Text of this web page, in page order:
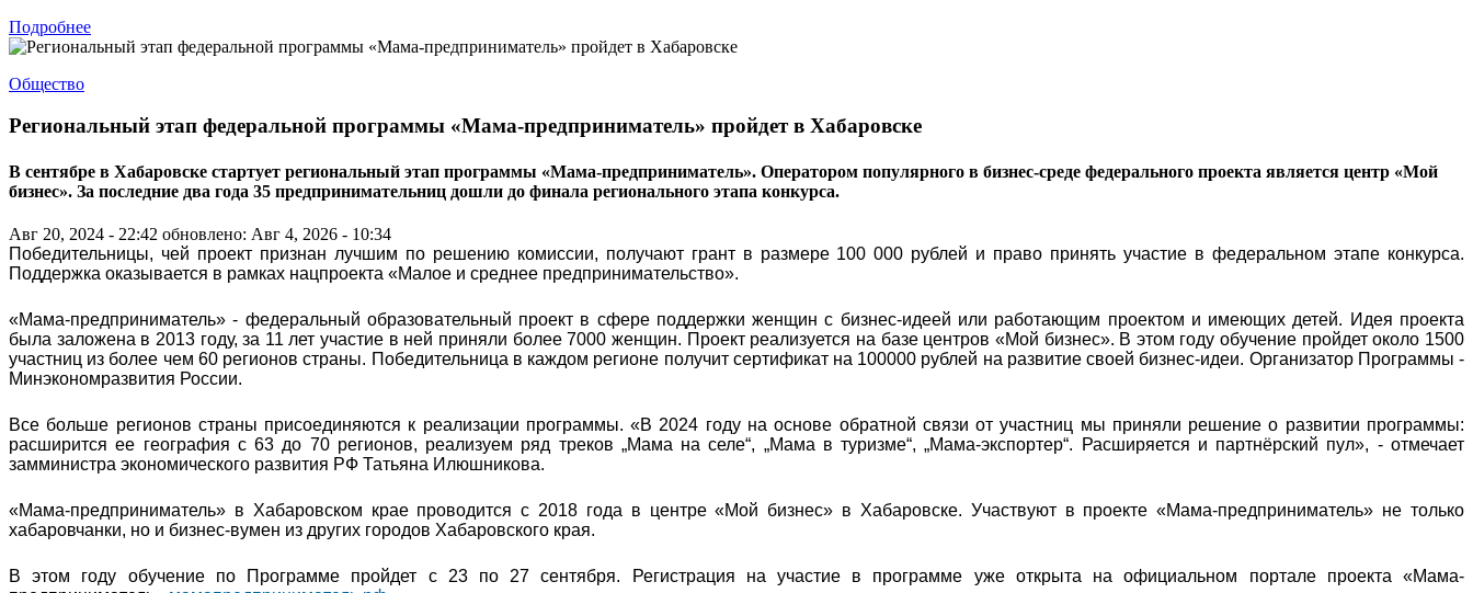
Подробнее
Общество
Региональный этап федеральной программы «Мама-предприниматель» пройдет в Хабаровске
В сентябре в Хабаровске стартует региональный этап программы «Мама-предприниматель». Оператором популярного в бизнес-среде федерального проекта является центр «Мой
бизнес». За последние два года 35 предпринимательниц дошли до финала регионального этапа конкурса.
Авг 20, 2024 - 22:42 обновлено: Авг 4, 2026 - 10:34
Победительницы, чей проект признан лучшим по решению комиссии, получают грант в размере 100 000 рублей и право принять участие в федеральном этапе конкурса.
Поддержка оказывается в рамках нацпроекта «Малое и среднее предпринимательство».
«Мама-предприниматель» - федеральный образовательный проект в сфере поддержки женщин с бизнес-идеей или работающим проектом и имеющих детей. Идея проекта
была заложена в 2013 году, за 11 лет участие в ней приняли более 7000 женщин. Проект реализуется на базе центров «Мой бизнес». В этом году обучение пройдет около 1500
участниц из более чем 60 регионов страны. Победительница в каждом регионе получит сертификат на 100000 рублей на развитие своей бизнес-идеи. Организатор Программы -
Минэкономразвития России.
Все больше регионов страны присоединяются к реализации программы. «В 2024 году на основе обратной связи от участниц мы приняли решение о развитии программы:
расширится ее география с 63 до 70 регионов, реализуем ряд треков „Мама на селе“, „Мама в туризме“, „Мама-экспортер“. Расширяется и партнёрский пул», - отмечает
замминистра экономического развития РФ Татьяна Илюшникова.
«Мама-предприниматель» в Хабаровском крае проводится с 2018 года в центре «Мой бизнес» в Хабаровске. Участвуют в проекте «Мама-предприниматель» не только
хабаровчанки, но и бизнес-вумен из других городов Хабаровского края.
В этом году обучение по Программе пройдет с 23 по 27 сентября. Регистрация на участие в программе уже открыта на официальном портале проекта «Мама-